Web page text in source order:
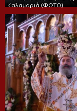
Καλαμαριά (ΦΩΤΟ)